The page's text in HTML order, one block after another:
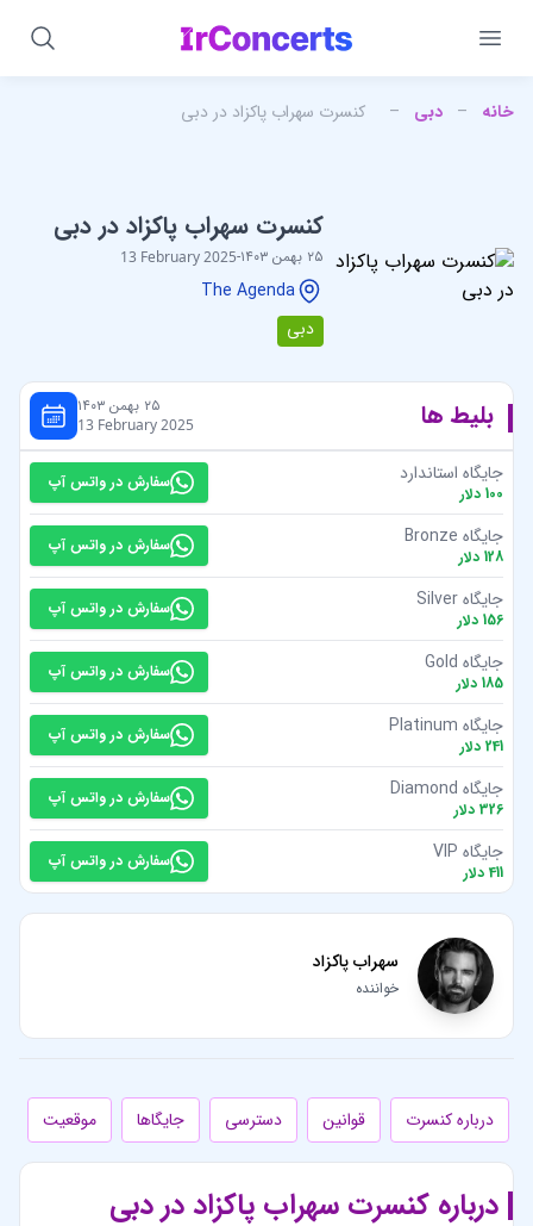
خانه – دبی – کنسرت سهراب پاکزاد در دبی
کنسرت سهراب پاکزاد در دبی
۲۵ بهمن ۱۴۰۳ -
13 February 2025
The Agenda
دبی
بلیط ها ۲۵ بهمن ۱۴۰۳
13 February 2025
جایگاه استاندارد
100 دلار
سفارش در واتس آپ
جایگاه Bronze
128 دلار
سفارش در واتس آپ
جایگاه Silver
156 دلار
سفارش در واتس آپ
جایگاه Gold
185 دلار
سفارش در واتس آپ
جایگاه Platinum
241 دلار
سفارش در واتس آپ
جایگاه Diamond
326 دلار
سفارش در واتس آپ
جایگاه VIP
411 دلار
سفارش در واتس آپ
سهراب پاکزاد
خواننده
درباره کنسرت قوانین دسترسی جایگاها موقعیت
درباره کنسرت سهراب پاکزاد در دبی